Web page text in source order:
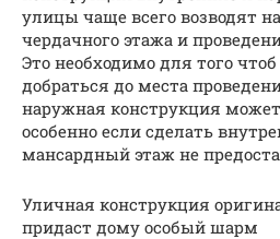
улицы чаще всего возводят
чердачного этажа и
Это необходимо для того
добраться до места
наружная конструкция
особенно если сделать
мансардный этаж не
Уличная конструкция
придаст дому особый шарм